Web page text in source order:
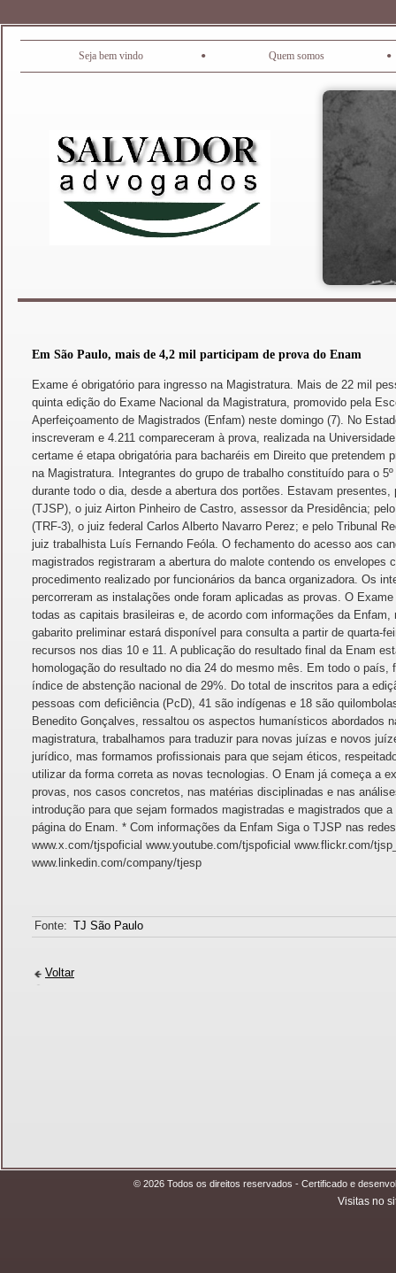
Seja bem vindo • Quem somos •
Em São Paulo, mais de 4,2 mil participam de prova do Enam
Exame é obrigatório para ingresso na Magistratura. Mais de 22 mil
quinta edição do Exame Nacional da Magistratura, promovido pela
Aperfeiçoamento de Magistrados (Enfam) neste domingo (7). No
inscreveram e 4.211 compareceram à prova, realizada na
certame é etapa obrigatória para bacharéis em Direito que pretendem
na Magistratura. Integrantes do grupo de trabalho constituído para o
durante todo o dia, desde a abertura dos portões. Estavam
(TJSP), o juiz Airton Pinheiro de Castro, assessor da Presidência;
(TRF-3), o juiz federal Carlos Alberto Navarro Perez; e pelo Tribunal
juiz trabalhista Luís Fernando Feóla. O fechamento do acesso aos
magistrados registraram a abertura do malote contendo os envelopes
procedimento realizado por funcionários da banca organizadora. Os
percorreram as instalações onde foram aplicadas as provas. O
todas as capitais brasileiras e, de acordo com informações da Enfam,
gabarito preliminar estará disponível para consulta a partir de quarta-
recursos nos dias 10 e 11. A publicação do resultado final da Enam
homologação do resultado no dia 24 do mesmo mês. Em todo o
índice de abstenção nacional de 29%. Do total de inscritos para a
pessoas com deficiência (PcD), 41 são indígenas e 18 são
Benedito Gonçalves, ressaltou os aspectos humanísticos abordados
magistratura, trabalhamos para traduzir para novas juízas e novos
jurídico, mas formamos profissionais para que sejam éticos,
utilizar da forma correta as novas tecnologias. O Enam já começa a
provas, nos casos concretos, nas matérias disciplinadas e nas
introdução para que sejam formados magistradas e magistrados que
página do Enam. * Com informações da Enfam Siga o TJSP nas
www.x.com/tjspoficial www.youtube.com/tjspoficial www.flickr.com/
www.linkedin.com/company/tjesp
Fonte: TJ São Paulo
Voltar
© 2026 Todos os direitos reservados - Certificado e
Visitas no